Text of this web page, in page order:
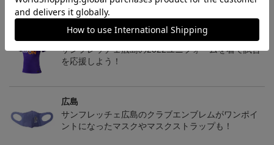
トピックス
サンフレッチェ広島の2022ユニフォームを着て試合
を応援しよう！
広島
サンフレッチェ広島のクラブエンブレムがワンポイ
ントになったマスクやマスクストラップも！